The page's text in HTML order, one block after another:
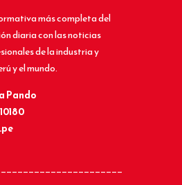
más completa del
diaria con las noticias
de la industria y
y el mundo.
Pando